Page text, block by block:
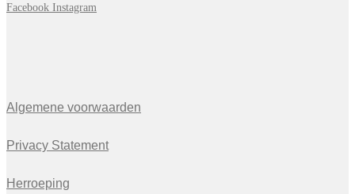
Facebook Instagram
Algemene voorwaarden
Privacy Statement
Herroeping